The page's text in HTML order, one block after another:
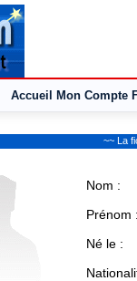
Accueil Mon Compte
~~ La
Nom :
Prénom
Né le :